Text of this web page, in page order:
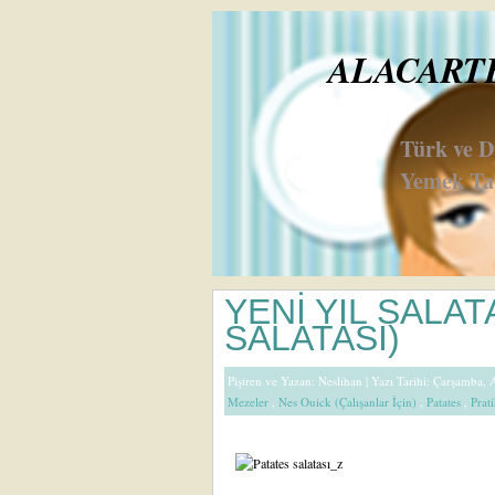
Türk ve
Yemek
YENİ YIL
SALATASI)
Pişiren ve Yazan: Neslihan | Yazı Tarihi: Çarşamba,
Mezeler , Nes Ouick (Çalışanlar İçin) , Patates ,